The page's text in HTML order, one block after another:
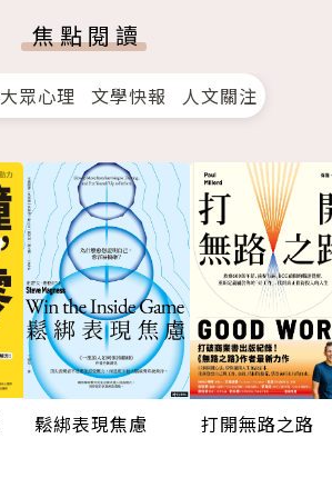
焦點閱讀
大眾心理 文學快報 人文關注
鬆綁表現焦慮 打開無路之路